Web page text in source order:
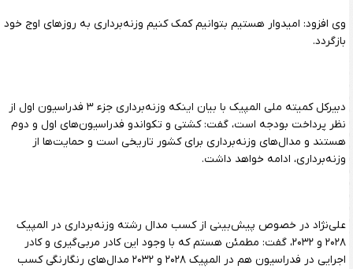
وی افزود: امیدوار هستیم بتوانیم کمک کنیم وزنه‌برداری به روزهای اوج خود
بازگردد.
دبیرکل کمیته ملی المپیک با بیان اینکه وزنه‌برداری جزء ۳ فدراسیون اول از
نظر پرداخت بودجه است، گفت: کشتی و تکواندو فدراسیون‌های اول و دوم
هستند و مدال‌های وزنه‌برداری برای کشور تاریخی است و حمایت‌ها از
وزنه‌برداری، ادامه خواهد داشت.
علی‌نژاد در خصوص پیش‌بینی از کسب مدال رشته وزنه‌برداری در المپیک
۲۰۲۸ و ۲۰۳۲، گفت: مطمئن هستم که با وجود این کادر مربی‌گیری و کادر
اجرایی در فدراسیون هم در المپیک ۲۰۲۸ و ۲۰۳۲ مدال‌های رنگارنگی کسب